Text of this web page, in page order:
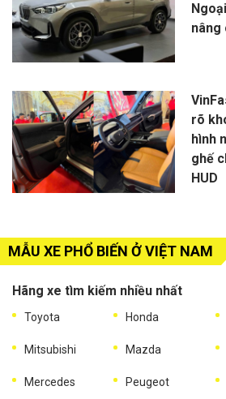
nâng
rõ
hình
ghế
HUD
MẪU XE PHỔ BIẾN Ở VIỆT NAM
Hãng xe tìm kiếm nhiều nhất
Toyota Honda
Mitsubishi Mazda
Mercedes Peugeot